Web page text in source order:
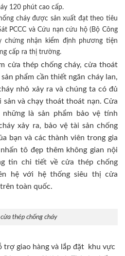
120 phút cao cấp.
cháy được sản xuất đạt theo tiêu
PCCC và Cứu nạn cứu hộ (Bộ Công
chứng nhận kiểm định phương tiện
cấp ra thị trường.
cửa thép chống cháy, cửa thoát
phẩm cần thiết ngăn cháy lan,
nhỏ xảy ra và chúng ta có đủ
và chạy thoát thoát nạn. Cửa
là sản phẩm bảo vệ tính
xảy ra, bảo vệ tài sản chống
bạn và các thành viên trong gia
tô đẹp thêm không gian nội
tin chi tiết về cửa thép chống
hệ với hệ thống siêu thị cửa
toàn quốc.
thép chống cháy
trợ giao hàng và lắp đặt khu vực